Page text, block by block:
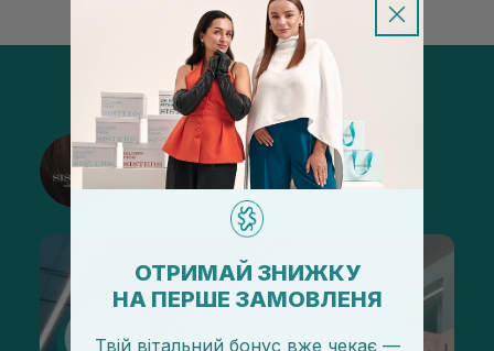
@sisters_stelmakh в Instagram
Підписатися
ОТРИМАЙ ЗНИЖКУ
НА ПЕРШЕ ЗАМОВЛЕНЯ
Твій вітальний бонус вже чекає —